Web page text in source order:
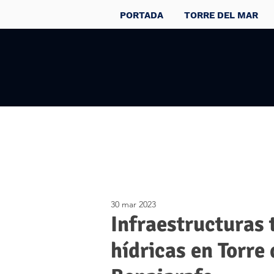
PORTADA TORRE DEL MAR
Infraestructuras
hídricas en
30 mar 2023